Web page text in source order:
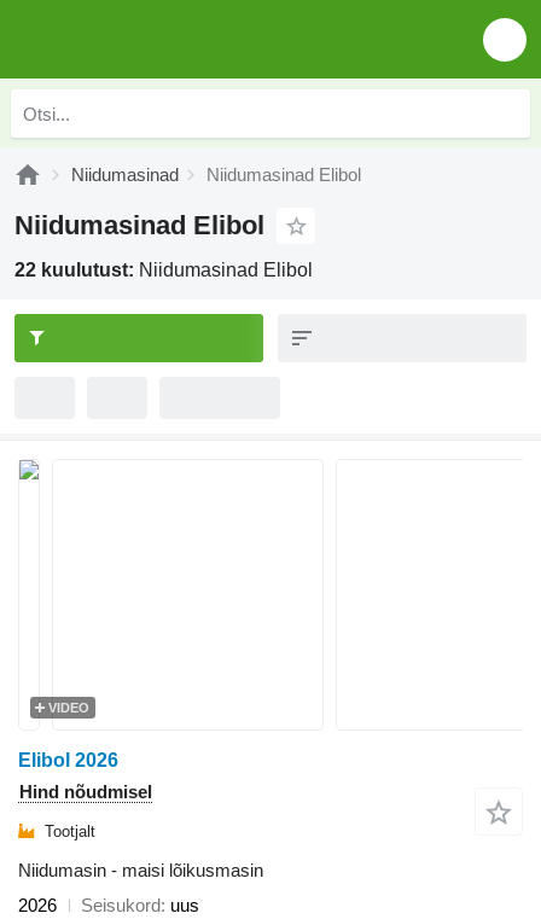
Niidumasinad Niidumasinad Elibol
Niidumasinad Elibol
22 kuulutust: Niidumasinad Elibol
VIDEO
Elibol 2026
Hind nõudmisel
Tootjalt
Niidumasin - maisi lõikusmasin
2026
Seisukord uus